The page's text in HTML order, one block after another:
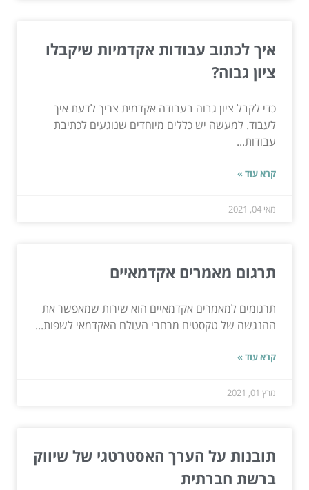
איך לכתוב עבודות אקדמיות שיקבלו
ציון גבוה?
כדי לקבל ציון גבוה בעבודה אקדמית צריך לדעת איך
לעבוד. למעשה יש כללים מיוחדים שנוגעים לכתיבת
עבודות...
קרא עוד »
מאי 04, 2021
תרגום מאמרים אקדמאיים
תרגומים למאמרים אקדמאיים הוא שירות שמאפשר את
ההנגשה של טקסטים מרחבי העולם האקדמאי לשפות...
קרא עוד »
מרץ 01, 2021
תובנות על הערך האסטרטגי של שיווק
ברשת חברתית